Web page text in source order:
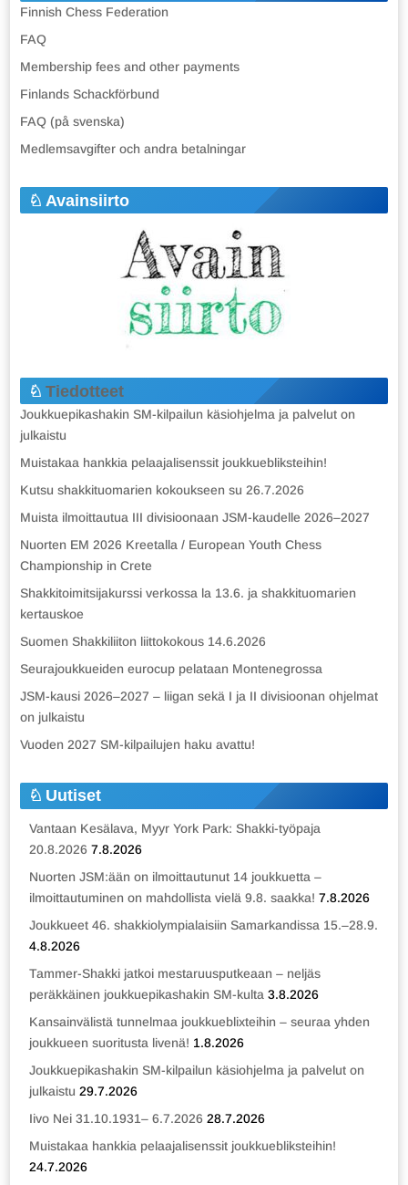
Finnish Chess Federation
FAQ
Membership fees and other payments
Finlands Schackförbund
FAQ (på svenska)
Medlemsavgifter och andra betalningar
Avainsiirto
Tiedotteet
Joukkuepikashakin SM-kilpailun käsiohjelma ja palvelut on
julkaistu
Muistakaa hankkia pelaajalisenssit joukkuebliksteihin!
Kutsu shakkituomarien kokoukseen su 26.7.2026
Muista ilmoittautua III divisioonaan JSM-kaudelle 2026–2027
Nuorten EM 2026 Kreetalla / European Youth Chess
Championship in Crete
Shakkitoimitsijakurssi verkossa la 13.6. ja shakkituomarien
kertauskoe
Suomen Shakkiliiton liittokokous 14.6.2026
Seurajoukkueiden eurocup pelataan Montenegrossa
JSM-kausi 2026–2027 – liigan sekä I ja II divisioonan ohjelmat
on julkaistu
Vuoden 2027 SM-kilpailujen haku avattu!
Uutiset
Vantaan Kesälava, Myyr York Park: Shakki-työpaja
20.8.2026 7.8.2026
Nuorten JSM:ään on ilmoittautunut 14 joukkuetta –
ilmoittautuminen on mahdollista vielä 9.8. saakka! 7.8.2026
Joukkueet 46. shakkiolympialaisiin Samarkandissa 15.–28.9.
4.8.2026
Tammer-Shakki jatkoi mestaruusputkeaan – neljäs
peräkkäinen joukkuepikashakin SM-kulta 3.8.2026
Kansainvälistä tunnelmaa joukkueblixteihin – seuraa yhden
joukkueen suoritusta livenä! 1.8.2026
Joukkuepikashakin SM-kilpailun käsiohjelma ja palvelut on
julkaistu 29.7.2026
Iivo Nei 31.10.1931– 6.7.2026 28.7.2026
Muistakaa hankkia pelaajalisenssit joukkuebliksteihin!
24.7.2026